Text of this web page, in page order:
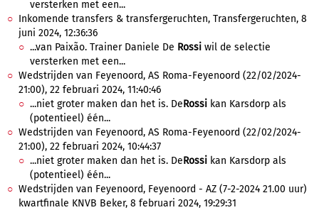
versterken met een...
Inkomende transfers & transfergeruchten, Transfergeruchten, 8
juni 2024, 12:36:36
...van Paixão. Trainer Daniele De Rossi wil de selectie
versterken met een...
Wedstrijden van Feyenoord, AS Roma-Feyenoord (22/02/2024-
21:00), 22 februari 2024, 11:40:46
...niet groter maken dan het is. DeRossi kan Karsdorp als
(potentieel) één...
Wedstrijden van Feyenoord, AS Roma-Feyenoord (22/02/2024-
21:00), 22 februari 2024, 10:44:37
...niet groter maken dan het is. DeRossi kan Karsdorp als
(potentieel) één...
Wedstrijden van Feyenoord, Feyenoord - AZ (7-2-2024 21.00 uur)
kwartfinale KNVB Beker, 8 februari 2024, 19:29:31